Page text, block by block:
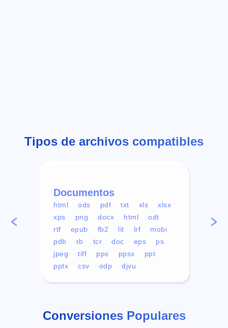
Tipos de archivos compatibles
Documentos
html ods pdf txt xls
xlsx
xps
png docx html
odt
rtf
epub fb2 lit lrf
mobi
pdb
rb tcr doc eps
ps
jpeg
tiff pps ppsx
ppt
pptx
csv odp djvu
mp4
Conversiones Populares